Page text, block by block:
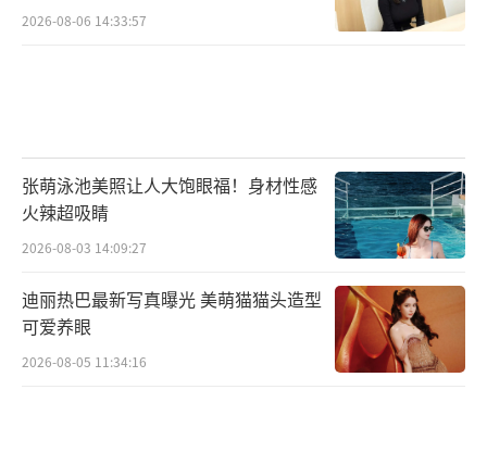
2026-08-06 14:33:57
张萌泳池美照让人大饱眼福！身材性感
火辣超吸睛
2026-08-03 14:09:27
迪丽热巴最新写真曝光 美萌猫猫头造型
可爱养眼
2026-08-05 11:34:16